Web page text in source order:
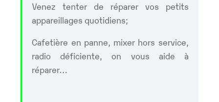
Télécharger ICS Calendrier Google
Venez tenter de réparer vos petits
appareillages quotidiens;
Cafetière en panne, mixer hors service,
radio déficiente, on vous aide à
réparer…